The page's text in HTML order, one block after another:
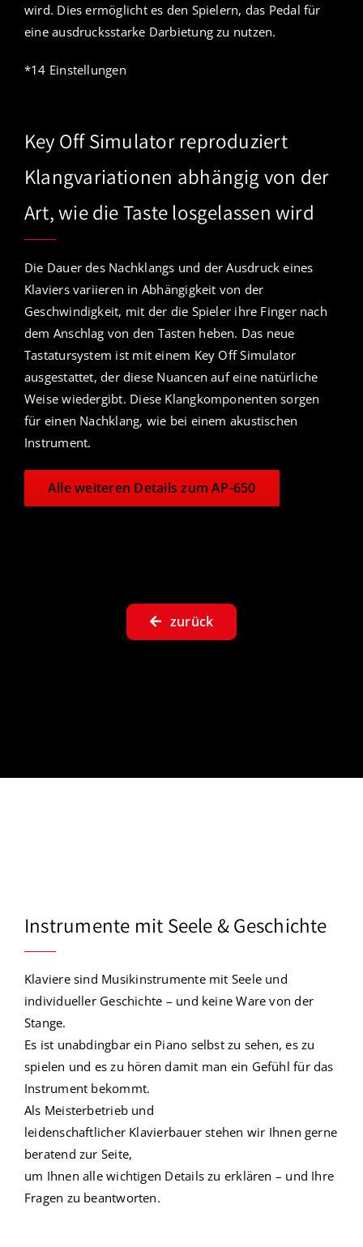
wird. Dies ermöglicht es den Spielern, das Pedal für
eine ausdrucksstarke Darbietung zu nutzen.
*14 Einstellungen
Key Off Simulator reproduziert
Klangvariationen abhängig von der
Art, wie die Taste losgelassen wird
Die Dauer des Nachklangs und der Ausdruck eines
Klaviers variieren in Abhängigkeit von der
Geschwindigkeit, mit der die Spieler ihre Finger nach
dem Anschlag von den Tasten heben. Das neue
Tastatursystem ist mit einem Key Off Simulator
ausgestattet, der diese Nuancen auf eine natürliche
Weise wiedergibt. Diese Klangkomponenten sorgen
für einen Nachklang, wie bei einem akustischen
Instrument.
Alle weiteren Details zum AP-650
zurück
Instrumente mit Seele & Geschichte
Klavieresind Musikinstrumentemit Seele und
individueller Geschichte – und keine Ware von der
Stange.
Es ist unabdingbar ein Piano selbst zu sehen, es zu
spielen und es zu hören damit man ein Gefühl für das
Instrument bekommt.
Als Meisterbetrieb und
leidenschaftlicher Klavierbauerstehen wir Ihnen gerne
beratend zur Seite,
um Ihnen alle wichtigen Details zu erklären – und Ihre
Fragen zu beantworten.